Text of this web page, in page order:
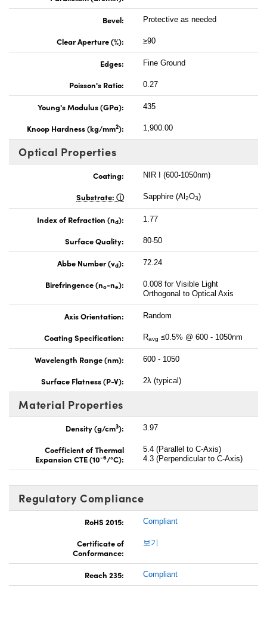
Bevel: Protective as needed
Clear Aperture (%): ≥90
Edges: Fine Ground
Poisson's Ratio: 0.27
Young's Modulus (GPa): 435
Knoop Hardness (kg/mm2): 1,900.00
Optical Properties
Coating: NIR I (600-1050nm)
Substrate: Sapphire (Al 2O3)
Index of Refraction (nd): 1.77
Surface Quality: 80-50
Abbe Number (vd): 72.24
Birefringence (no-ne):
0.008 for Visible Light
Orthogonal to Optical Axis
Axis Orientation: Random
Coating Specification: Ravg ≤0.5% @ 600 - 1050nm
Wavelength Range (nm): 600 - 1050
Surface Flatness (P-V): 2λ (typical)
Material Properties
Density (g/cm3): 3.97
Coefficient of Thermal
Expansion CTE (10-6/°C):
5.4 (Parallel to C-Axis)
4.3 (Perpendicular to C-Axis)
Regulatory Compliance
RoHS 2015: Compliant
Certificate of
Conformance:
보기
Reach 235: Compliant